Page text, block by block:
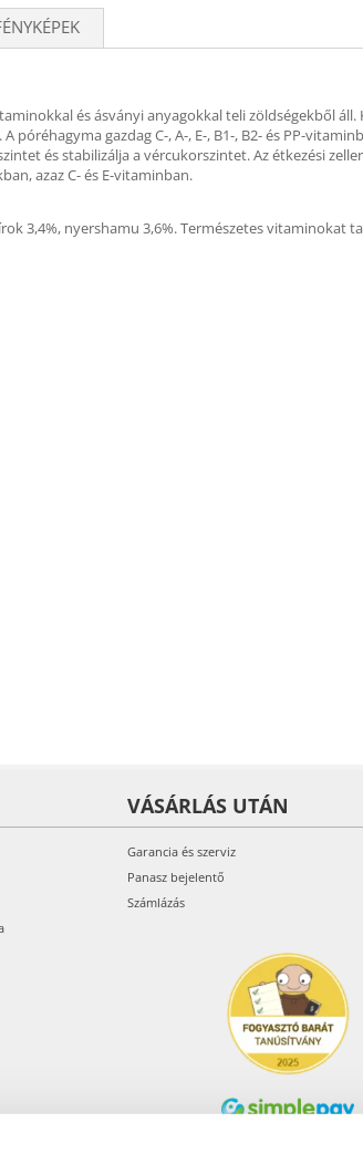
és ásványi anyagokkal teli zöldségekből
gazdag C-, A-, E-, B1-, B2- és PP-
és stabilizálja a vércukorszintet. Az étkezési
azaz C- és E-vitaminban.
3,4%, nyershamu 3,6%. Természetes vitaminokat
VÁSÁRLÁS UTÁN
Garancia és szerviz
Panasz bejelentő
Számlázás